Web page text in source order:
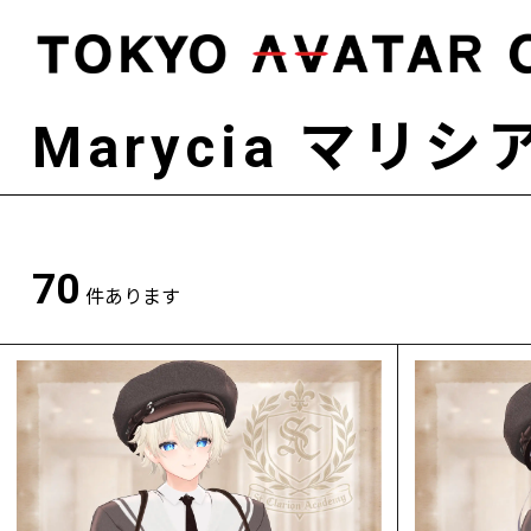
Marycia マリシ
70 件あります